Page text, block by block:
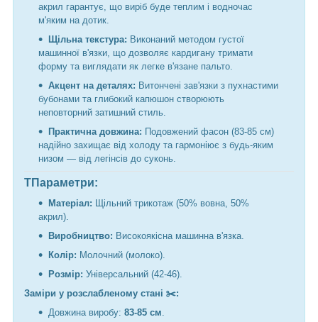
акрил гарантує, що виріб буде теплим і водночас
м'яким на дотик.
Щільна текстура: Виконаний методом густої
машинної в'язки, що дозволяє кардигану тримати
форму та виглядати як легке в'язане пальто.
Акцент на деталях: Витончені зав'язки з пухнастими
бубонами та глибокий капюшон створюють
неповторний затишний стиль.
Практична довжина: Подовжений фасон (83-85 см)
надійно захищає від холоду та гармоніює з будь-яким
низом — від легінсів до суконь.
ТПараметри:
Матеріал: Щільний трикотаж (50% вовна, 50%
акрил).
Виробництво: Високоякісна машинна в'язка.
Колір: Молочний (молоко).
Розмір: Універсальний (42-46).
Заміри у розслабленому стані ✂️:
Довжина виробу: 83-85 см